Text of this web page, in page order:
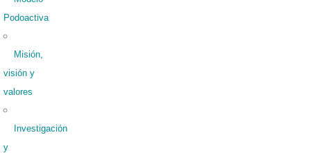
Podoactiva
Misión,
visión y
valores
Investigación
y